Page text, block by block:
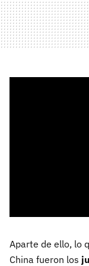
Aparte de ello, lo
China fueron los